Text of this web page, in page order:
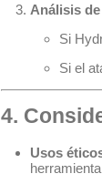
Análisis
Si
Si el
4.
Usos